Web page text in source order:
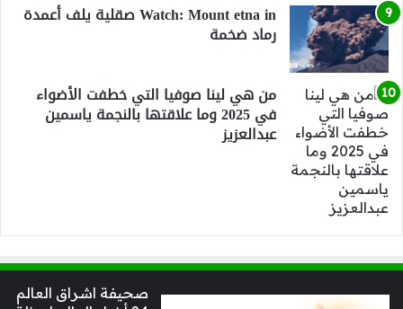
Watch: Mount etna in صقلية يلف أعمدة
رماد ضخمة
من هي لينا صوفيا التي خطفت الأضواء
في 2025 وما علاقتها بالنجمة ياسمين
عبدالعزيز
صحيفة اشراق العالم